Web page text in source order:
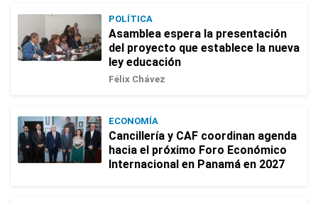
POLÍTICA
Asamblea espera la presentación
del proyecto que establece la nueva
ley educación
Félix Chávez
ECONOMÍA
Cancillería y CAF coordinan agenda
hacia el próximo Foro Económico
Internacional en Panamá en 2027